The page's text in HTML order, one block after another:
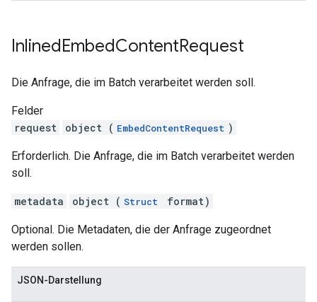
InlinedEmbedContentRequest
Die Anfrage, die im Batch verarbeitet werden soll.
Felder
request
object ( EmbedContentRequest )
Erforderlich. Die Anfrage, die im Batch verarbeitet werden
soll.
metadata object ( Struct format)
Optional. Die Metadaten, die der Anfrage zugeordnet
werden sollen.
JSON-Darstellung